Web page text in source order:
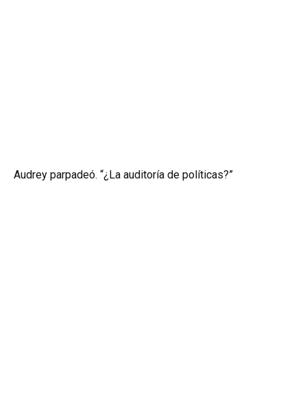
Audrey parpadeó. “¿La auditoría de políticas?”